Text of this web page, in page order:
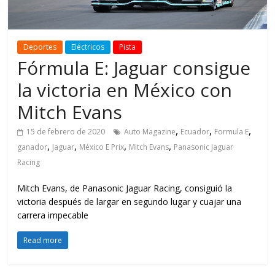
Deportes Eléctricos Pista
Fórmula E: Jaguar consigue
la victoria en México con
Mitch Evans
15 de febrero de 2020 Auto Magazine, Ecuador, Formula E,
ganador, Jaguar, México E Prix, Mitch Evans, Panasonic Jaguar
Racing
Mitch Evans, de Panasonic Jaguar Racing, consiguió la
victoria después de largar en segundo lugar y cuajar una
carrera impecable
Read more